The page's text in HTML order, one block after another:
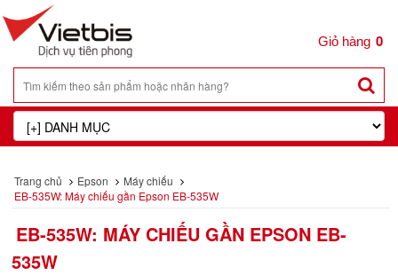
0
Trang chủ Epson
Máy chiếu
EB-535W: Máy chiếu gần Epson EB-535W
EB-535W: MÁY CHIẾU GẦN EPSON EB-
535W